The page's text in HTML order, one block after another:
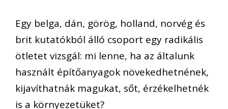
Egy belga, dán, görög, holland, norvég és
brit kutatókból álló csoport egy radikális
ötletet vizsgál: mi lenne, ha az általunk
használt építőanyagok növekedhetnének,
kijavíthatnák magukat, sőt, érzékelhetnék
is a környezetüket?